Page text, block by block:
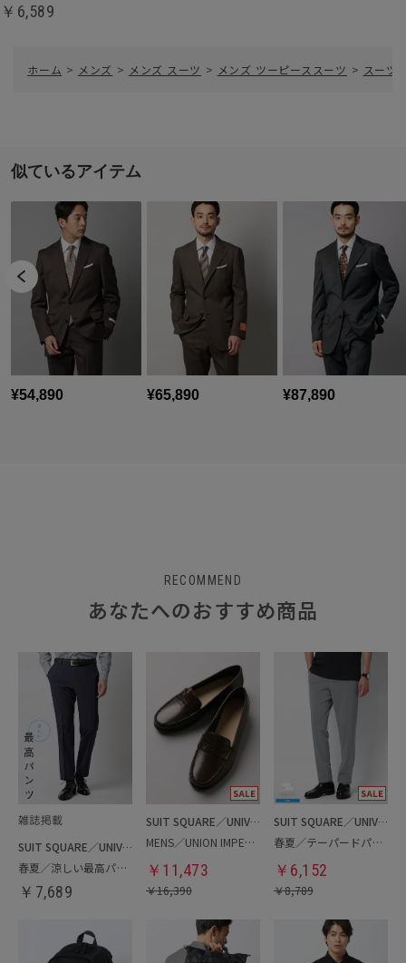
￥6,589
ホーム > メンズ > メンズ スーツ > メンズ ツーピーススーツ > スーツ
RECOMMEND
あなたへのおすすめ商品
SUIT SQUARE／UNIVERSAL LANGUAGE
春夏／涼しい最高パンツ
￥ 7,689
SUIT SQUARE／UNIVERSAL LANGUAGE
MENS／UNION IMPERIAL監修／コインローファー
￥ 11,473
￥16,390
SUIT SQUARE／UNIVERSAL LANGUAGE
春夏／テーパードパンツ
￥ 6,152
￥8,789